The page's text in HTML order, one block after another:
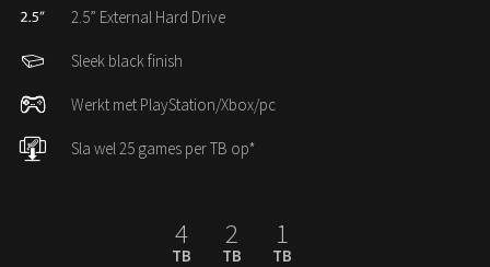
2.5” External Hard Drive
Sleek black finish
Werkt met PlayStation/Xbox/pc
Sla wel 25 games per TB op*
4
TB
2
TB
1
TB